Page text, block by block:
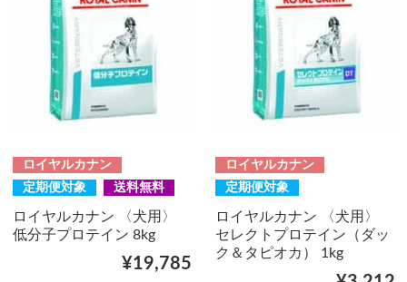
ロイヤルカナン
定期便対象
送料無料
ロイヤルカナン 〈犬用〉
低分子プロテイン 8kg
¥19,785
ロイヤルカナン
定期便対象
ロイヤルカナン 〈犬用〉
セレクトプロテイン（ダッ
ク＆タピオカ） 1kg